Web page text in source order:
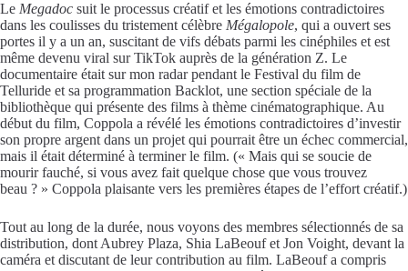
Le Megadoc suit le processus créatif et les émotions contradictoires
dans les coulisses du tristement célèbre Mégalopole, qui a ouvert ses
portes il y a un an, suscitant de vifs débats parmi les cinéphiles et est
même devenu viral sur TikTok auprès de la génération Z. Le
documentaire était sur mon radar pendant le Festival du film de
Telluride et sa programmation Backlot, une section spéciale de la
bibliothèque qui présente des films à thème cinématographique. Au
début du film, Coppola a révélé les émotions contradictoires d’investir
son propre argent dans un projet qui pourrait être un échec commercial,
mais il était déterminé à terminer le film. (« Mais qui se soucie de
mourir fauché, si vous avez fait quelque chose que vous trouvez
beau ? » Coppola plaisante vers les premières étapes de l’effort créatif.)
Tout au long de la durée, nous voyons des membres sélectionnés de sa
distribution, dont Aubrey Plaza, Shia LaBeouf et Jon Voight, devant la
caméra et discutant de leur contribution au film. LaBeouf a compris